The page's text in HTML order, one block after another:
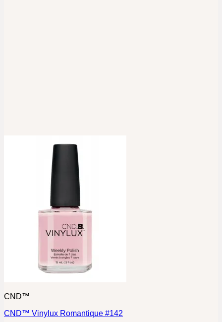
CND™
CND™ Vinylux Romantique #142